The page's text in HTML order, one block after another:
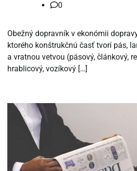
0
Obežný dopravník v ekonómii
ktorého konštrukčnú časť tvorí pás,
a vratnou vetvou (pásový, článkový,
hrablicový, vozíkový […]